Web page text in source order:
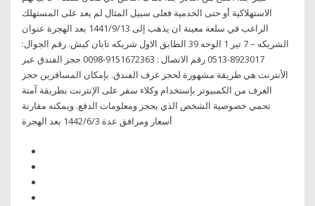
الاستهلاكية أو حتى الخدمية فعلى سبيل المثال لم يعد على المستهلك
الراغب في سلعة معينة ان يذهب إلى 13‏‏/9‏‏/1441 بعد الهجرة عنوان
الشریکه – 7 تیر 1 الوحه 39 الطابق الاول شریکه تابان کیش. رقم الجوال:
8923017-0513 رقم الاتصال : 9151672363-0098 حجز الفندق عبر
الأنترنت هي طريقة مشهورة لحجز غرف الفندق. بإمكان المسافرين حجز
الغرف من الكمبيوتر بإستخدام وكلاء سفر على الإنترنت بطريقة آمنة
تحمي خصوصية الشخص الذي يحجز ومعلومات الدفع. ويمكنه مقارنة
أسعار ومرافق عدة 3‏‏/6‏‏/1442 بعد الهجرة